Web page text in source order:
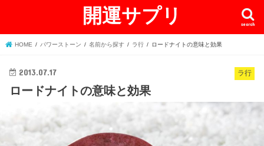
開運サプリ search
HOME パワーストーン 名前から探す ラ行 ロードナイトの意味と効果
ラ行
2013.07.17
ロードナイトの意味と効果